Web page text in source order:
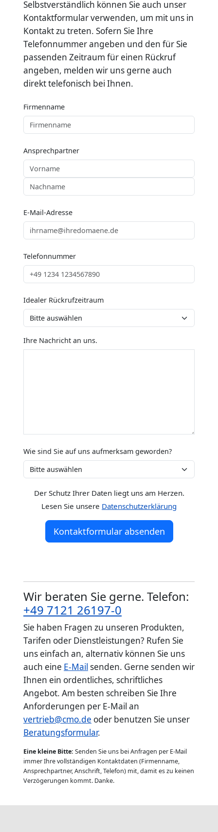
Selbstverständlich können Sie auch unser
Kontaktformular verwenden, um mit uns in
Kontakt zu treten. Sofern Sie Ihre
Telefonnummer angeben und den für Sie
passenden Zeitraum für einen Rückruf
angeben, melden wir uns gerne auch
direkt telefonisch bei Ihnen.
Firmenname
Ansprechpartner
E-Mail-Adresse
Telefonnummer
Idealer Rückrufzeitraum
Ihre Nachricht an uns.
Wie sind Sie auf uns aufmerksam geworden?
Der Schutz Ihrer Daten liegt uns am Herzen.
Lesen Sie unsere Datenschutzerklärung
Kontaktformular absenden
Wir beraten Sie gerne. Telefon:
+49 7121 26197-0
Sie haben Fragen zu unseren Produkten,
Tarifen oder Dienstleistungen? Rufen Sie
uns einfach an, alternativ können Sie uns
auch eine E-Mail senden. Gerne senden wir
Ihnen ein ordentliches, schriftliches
Angebot. Am besten schreiben Sie Ihre
Anforderungen per E-Mail an
vertrieb@cmo.de oder benutzen Sie unser
Beratungsformular.
Eine kleine Bitte: Senden Sie uns bei Anfragen per E-Mail
immer Ihre vollständigen Kontaktdaten (Firmenname,
Ansprechpartner, Anschrift, Telefon) mit, damit es zu keinen
Verzögerungen kommt. Danke.